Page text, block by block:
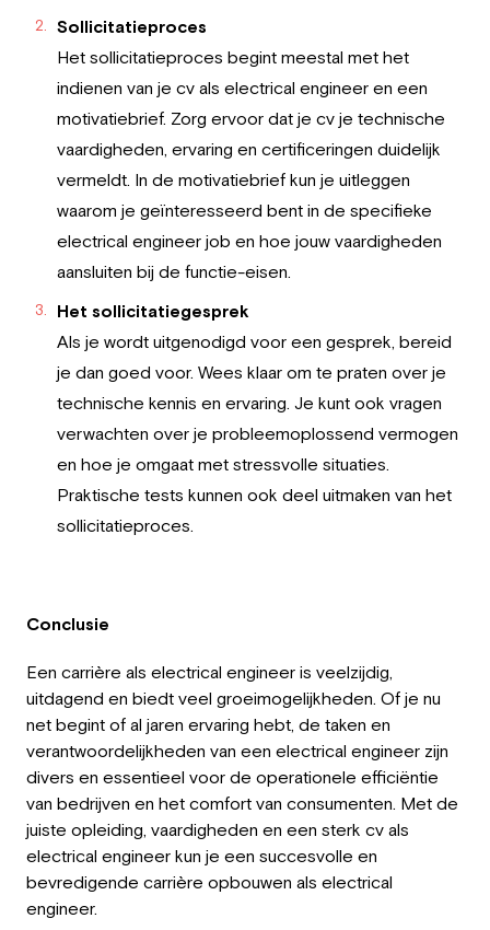
Sollicitatieproces
Het sollicitatieproces begint meestal met het
indienen van je cv als electrical engineer en een
motivatiebrief. Zorg ervoor dat je cv je technische
vaardigheden, ervaring en certificeringen duidelijk
vermeldt. In de motivatiebrief kun je uitleggen
waarom je geïnteresseerd bent in de specifieke
electrical engineer job en hoe jouw vaardigheden
aansluiten bij de functie-eisen.
Het sollicitatiegesprek
Als je wordt uitgenodigd voor een gesprek, bereid
je dan goed voor. Wees klaar om te praten over je
technische kennis en ervaring. Je kunt ook vragen
verwachten over je probleemoplossend vermogen
en hoe je omgaat met stressvolle situaties.
Praktische tests kunnen ook deel uitmaken van het
sollicitatieproces.
Conclusie
Een carrière als electrical engineer is veelzijdig,
uitdagend en biedt veel groeimogelijkheden. Of je nu
net begint of al jaren ervaring hebt, de taken en
verantwoordelijkheden van een electrical engineer zijn
divers en essentieel voor de operationele efficiëntie
van bedrijven en het comfort van consumenten. Met de
juiste opleiding, vaardigheden en een sterk cv als
electrical engineer kun je een succesvolle en
bevredigende carrière opbouwen als electrical
engineer.